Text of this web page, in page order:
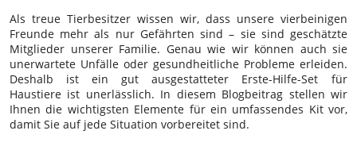
Als treue Tierbesitzer wissen wir, dass unsere vierbeinigen
Freunde mehr als nur Gefährten sind – sie sind geschätzte
Mitglieder unserer Familie. Genau wie wir können auch sie
unerwartete Unfälle oder gesundheitliche Probleme erleiden.
Deshalb ist ein gut ausgestatteter Erste-Hilfe-Set für
Haustiere ist unerlässlich. In diesem Blogbeitrag stellen wir
Ihnen die wichtigsten Elemente für ein umfassendes Kit vor,
damit Sie auf jede Situation vorbereitet sind.